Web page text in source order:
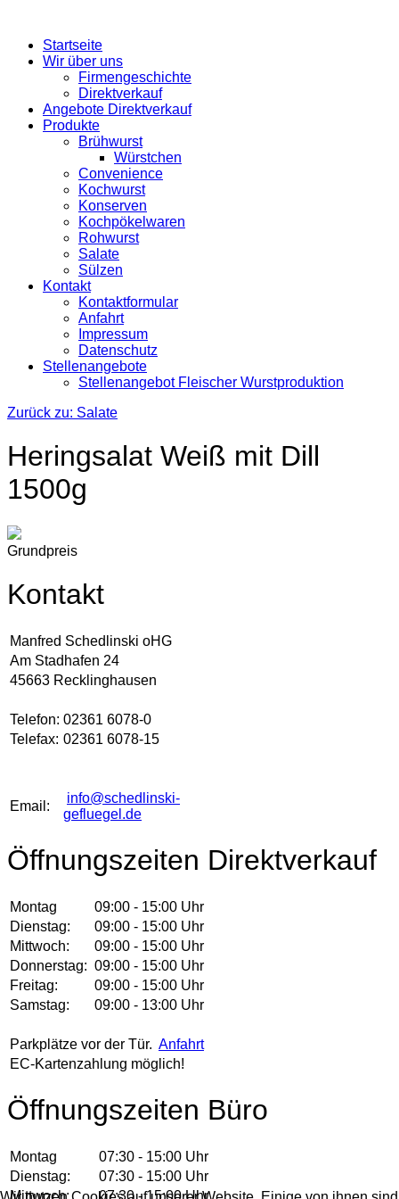
Startseite
Wir über uns
Firmengeschichte
Direktverkauf
Angebote Direktverkauf
Produkte
Brühwurst
Würstchen
Convenience
Kochwurst
Konserven
Kochpökelwaren
Rohwurst
Salate
Sülzen
Kontakt
Kontaktformular
Anfahrt
Impressum
Datenschutz
Stellenangebote
Stellenangebot Fleischer Wurstproduktion
Zurück zu: Salate
Heringsalat Weiß mit Dill
1500g
Grundpreis
Kontakt
Manfred Schedlinski oHG
Am Stadhafen 24
45663 Recklinghausen
Telefon: 02361 6078-0
Telefax: 02361 6078-15
Email:
info@schedlinski-
gefluegel.de
Öffnungszeiten Direktverkauf
Montag
09:00 - 15:00 Uhr
Dienstag:
09:00 - 15:00 Uhr
Mittwoch:
09:00 - 15:00 Uhr
Donnerstag: 09:00 - 15:00 Uhr
Freitag:
09:00 - 15:00 Uhr
Samstag:
09:00 - 13:00 Uhr
Parkplätze vor der Tür. Anfahrt
EC-Kartenzahlung möglich!
Öffnungszeiten Büro
Montag
07:30 - 15:00 Uhr
Dienstag:
07:30 - 15:00 Uhr
Mittwoch:
07:30 - 15:00 Uhr